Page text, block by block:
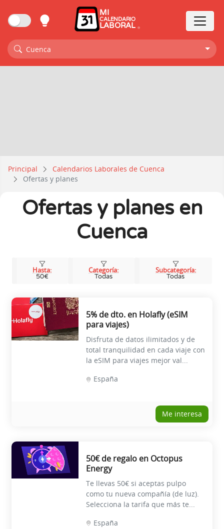
MI
CALENDARIO
LABORAL
Cuenca
Principal
Calendarios Laborales de Cuenca
Ofertas y planes
Ofertas y planes en
Cuenca
Hasta:
50€
Categoría:
Todas
Subcategoría:
Todas
5% de dto. en Holafly (eSIM
para viajes)
Disfruta de datos ilimitados y de
total tranquilidad en cada viaje con
la eSIM para viajes mejor val...
España
Me interesa
50€ de regalo en Octopus
Energy
Te llevas 50€ si aceptas pulpo
como tu nueva compañía (de luz).
Selecciona la tarifa que más te...
España